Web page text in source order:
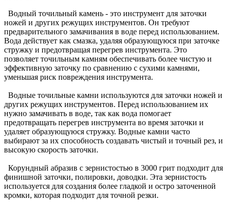
Водный точильный камень - это инструмент для заточки
ножей и других режущих инструментов. Он требуют
предварительного замачивания в воде перед использованием.
Вода действует как смазка, удаляя образующуюся при заточке
стружку и предотвращая перегрев инструмента. Это
позволяет точильным камням обеспечивать более чистую и
эффективную заточку по сравнению с сухими камнями,
уменьшая риск повреждения инструмента.
Водные точильные камни используются для заточки ножей и
других режущих инструментов. Перед использованием их
нужно замачивать в воде, так как вода помогает
предотвращать перегрев инструмента во время заточки и
удаляет образующуюся стружку. Водные камни часто
выбирают за их способность создавать чистый и точный рез, и
высокую скорость заточки.
Корундный абразив с зернистостью в 3000 грит подходит для
финишной заточки, полировки, доводки. Эта зернистость
используется для создания более гладкой и остро заточенной
кромки, которая подходит для точной резки.